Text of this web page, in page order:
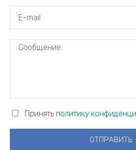
Принять политику
ОТПРАВИТЬ